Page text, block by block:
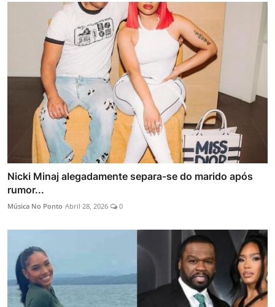
Nicki Minaj alegadamente separa-se do marido após
rumor...
Música No Ponto Abril 28, 2026 0